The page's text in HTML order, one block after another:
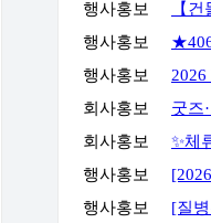
행사홍보
행사홍보
행사홍보
회사홍보
회사홍보
행사홍보
행사홍보